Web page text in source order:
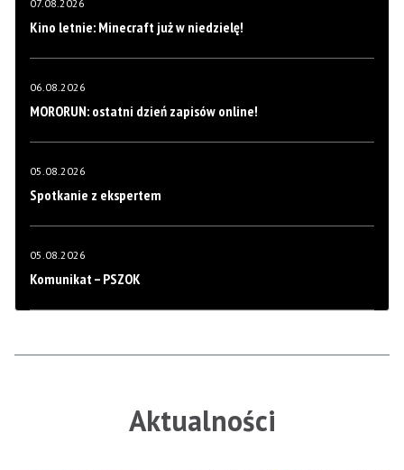
07.08.2026
Kino letnie: Minecraft już w niedzielę!
06.08.2026
MORORUN: ostatni dzień zapisów online!
05.08.2026
Spotkanie z ekspertem
05.08.2026
Komunikat – PSZOK
Aktualności